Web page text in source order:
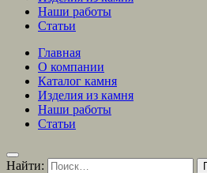
Наши работы
Статьи
Главная
О компании
Каталог камня
Изделия из камня
Наши работы
Статьи
Найти: